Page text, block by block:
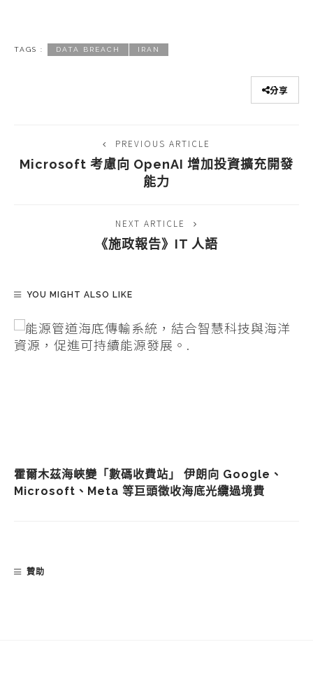
TAGS : DATA BREACH IRAN
分享
PREVIOUS ARTICLE
Microsoft 考慮向 OpenAI 增加投資擴充開發
能力
NEXT ARTICLE
《施政報告》IT 人語
YOU MIGHT ALSO LIKE
霍爾木茲海峽變「數碼收費站」 伊朗向 Google、
Microsoft、Meta 等巨頭徵收海底光纜過境費
贊助